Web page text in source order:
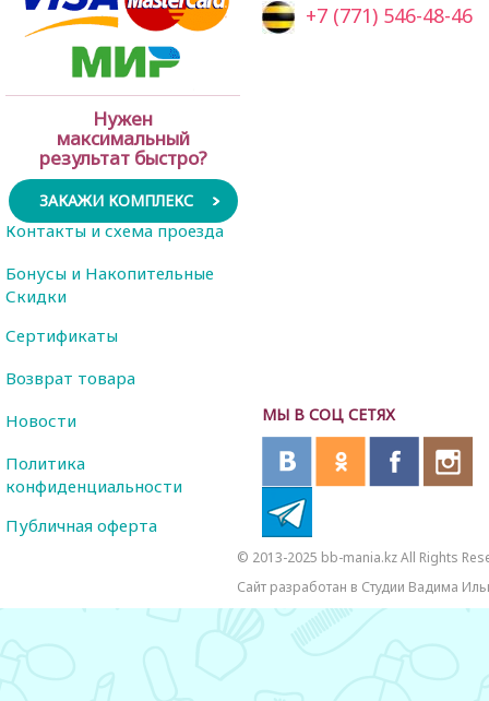
Нужен
максимальный
результат быстро?
ЗАКАЖИ КОМПЛЕКС
+7 (771) 546-48-46
МЫ В СОЦ СЕТЯХ
Контакты и схема проезда
Бонусы и Накопительные
Скидки
Сертификаты
Возврат товара
Новости
Политика
конфиденциальности
Публичная оферта
© 2013-2025 bb-mania.kz All Rights
Сайт разработан в Студии Вадима